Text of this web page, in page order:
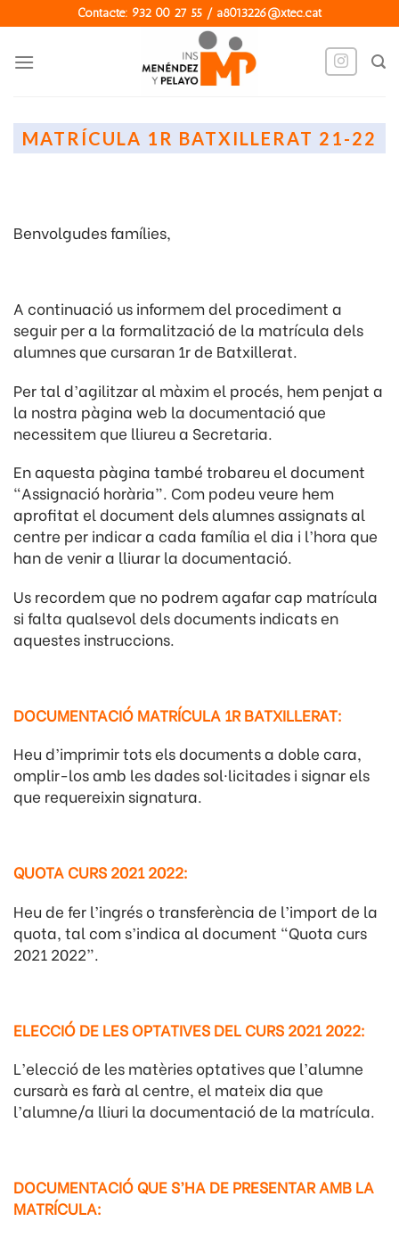
to
content
Contacte: 932 00 27 55 / a8013226@xtec.cat
MATRÍCULA 1R BATXILLERAT 21-22
Benvolgudes famílies,
A continuació us informem del procediment a
seguir per a la formalització de la matrícula dels
alumnes que cursaran 1r de Batxillerat.
Per tal d’agilitzar al màxim el procés, hem penjat a
la nostra pàgina web la documentació que
necessitem que lliureu a Secretaria.
En aquesta pàgina també trobareu el document
“Assignació horària”. Com podeu veure hem
aprofitat el document dels alumnes assignats al
centre per indicar a cada família el dia i l’hora que
han de venir a lliurar la documentació.
Us recordem que no podrem agafar cap matrícula
si falta qualsevol dels documents indicats en
aquestes instruccions.
DOCUMENTACIÓ MATRÍCULA 1R BATXILLERAT:
Heu d’imprimir tots els documents a doble cara,
omplir-los amb les dades sol·licitades i signar els
que requereixin signatura.
QUOTA CURS 2021 2022:
Heu de fer l’ingrés o transferència de l’import de la
quota, tal com s’indica al document “Quota curs
2021 2022”.
ELECCIÓ DE LES OPTATIVES DEL CURS 2021 2022:
L’elecció de les matèries optatives que l’alumne
cursarà es farà al centre, el mateix dia que
l’alumne/a lliuri la documentació de la matrícula.
DOCUMENTACIÓ QUE S’HA DE PRESENTAR AMB LA
MATRÍCULA: